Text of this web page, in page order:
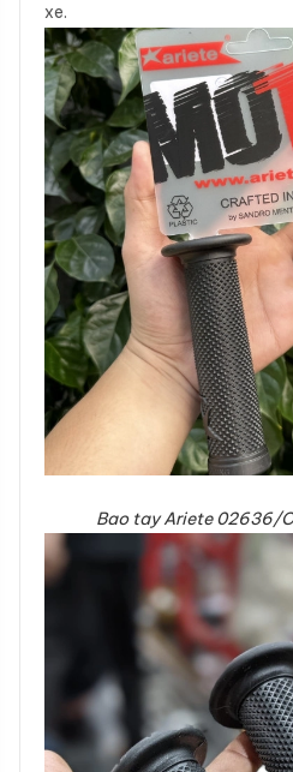
xe.
Bao tay Ariete 02636/